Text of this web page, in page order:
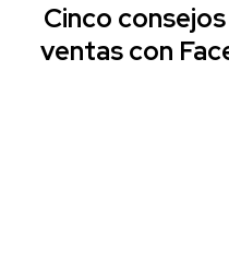
Cinco
ventas con